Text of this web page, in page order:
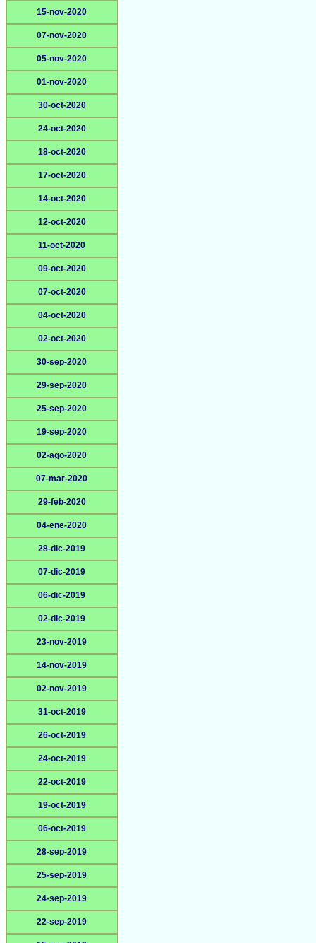
15-nov-2020
07-nov-2020
05-nov-2020
01-nov-2020
30-oct-2020
24-oct-2020
18-oct-2020
17-oct-2020
14-oct-2020
12-oct-2020
11-oct-2020
09-oct-2020
07-oct-2020
04-oct-2020
02-oct-2020
30-sep-2020
29-sep-2020
25-sep-2020
19-sep-2020
02-ago-2020
07-mar-2020
29-feb-2020
04-ene-2020
28-dic-2019
07-dic-2019
06-dic-2019
02-dic-2019
23-nov-2019
14-nov-2019
02-nov-2019
31-oct-2019
26-oct-2019
24-oct-2019
22-oct-2019
19-oct-2019
06-oct-2019
28-sep-2019
25-sep-2019
24-sep-2019
22-sep-2019